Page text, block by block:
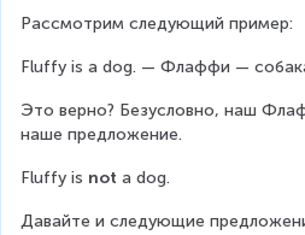
Рассмотрим следующий пример:
Fluffy is a dog. — Флаффи —
Это верно? Безусловно, наш
наше предложение.
Fluffy is not a dog.
Давайте и следующие